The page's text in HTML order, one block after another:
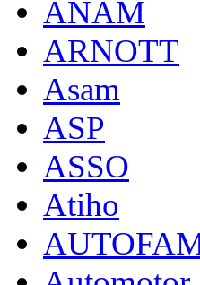
ANAM
ARNOTT
Asam
ASP
ASSO
Atiho